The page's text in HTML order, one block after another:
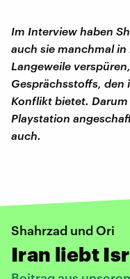
Im Interview haben
auch sie manchmal in
Langeweile
Gesprächsstoffs, den
Konflikt bietet.
Playstation
auch.
Shahrzad und Ori
Iran liebt